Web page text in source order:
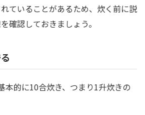
ていることがあるため、炊く前に説
確認しておきましょう。
本的に10合炊き、つまり1升炊きの